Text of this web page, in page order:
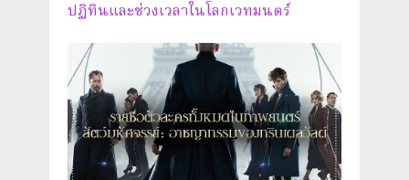
ปฏิทินและช่วงเวลาในโลกเวทมนตร์